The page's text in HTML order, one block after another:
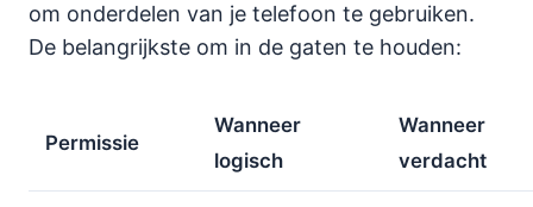
om onderdelen van je telefoon te gebruiken.
De belangrijkste om in de gaten te houden:
Permissie
Wanneer
logisch
Wanneer
verdacht